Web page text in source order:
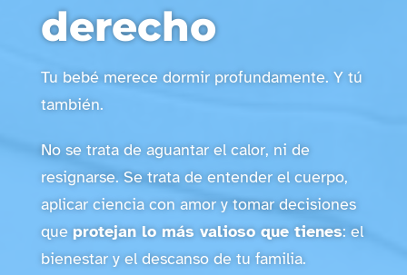
derecho
Tu bebé merece dormir profundamente. Y tú
también.
No se trata de aguantar el calor, ni de
resignarse. Se trata de entender el cuerpo,
aplicar ciencia con amor y tomar decisiones
queprotejan lo más valioso que tienes: el
bienestar y el descanso de tu familia.